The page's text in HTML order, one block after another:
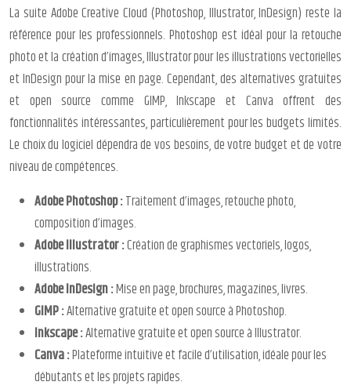
La suite Adobe Creative Cloud (Photoshop, Illustrator, InDesign) reste la
référence pour les professionnels. Photoshop est idéal pour la retouche
photo et la création d’images, Illustrator pour les illustrations vectorielles
et InDesign pour la mise en page. Cependant, des alternatives gratuites
et open source comme GIMP, Inkscape et Canva offrent des
fonctionnalités intéressantes, particulièrement pour les budgets limités.
Le choix du logiciel dépendra de vos besoins, de votre budget et de votre
niveau de compétences.
Adobe Photoshop :Traitement d’images, retouche photo,
composition d’images.
Adobe Illustrator :Création de graphismes vectoriels, logos,
illustrations.
Adobe InDesign :Mise en page, brochures, magazines, livres.
GIMP :Alternative gratuite et open source à Photoshop.
Inkscape :Alternative gratuite et open source à Illustrator.
Canva :Plateforme intuitive et facile d’utilisation, idéale pour les
débutants et les projets rapides.